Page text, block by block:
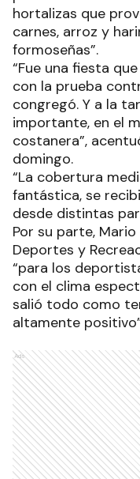
hortalizas que
carnes, arroz y
formoseñas”.
“Fue una fiesta
con la prueba
congregó. Y a la
importante, en el
costanera”,
domingo.
“La cobertura
fantástica, se
desde distintas
Por su parte,
Deportes y
“para los
con el clima
salió todo como
altamente
Ads